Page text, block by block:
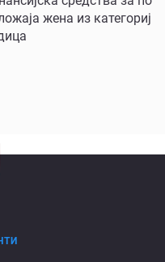
жена из категориј